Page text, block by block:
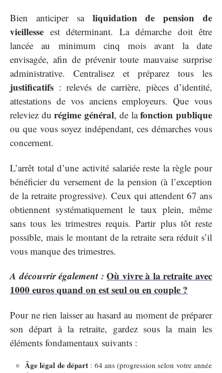
Bien anticiper sa liquidation de pension de
vieillesse est déterminant. La démarche doit être
lancée au minimum cinq mois avant la date
envisagée, afin de prévenir toute mauvaise surprise
administrative. Centralisez et préparez tous les
justificatifs : relevés de carrière, pièces d’identité,
attestations de vos anciens employeurs. Que vous
releviez durégime général, de lafonction publique
ou que vous soyez indépendant, ces démarches vous
concernent.
L’arrêt total d’une activité salariée reste la règle pour
bénéficier du versement de la pension (à l’exception
de la retraite progressive). Ceux qui attendent 67 ans
obtiennent systématiquement le taux plein, même
sans tous les trimestres requis. Partir plus tôt reste
possible, mais le montant de la retraite sera réduit s’il
vous manque des trimestres.
A découvrir également : Où vivre à la retraite avec
1000 euros quand on est seul ou en couple ?
Pour ne rien laisser au hasard au moment de préparer
son départ à la retraite, gardez sous la main les
éléments fondamentaux suivants :
Âge légal de départ: 64 ans (progression selon votre année